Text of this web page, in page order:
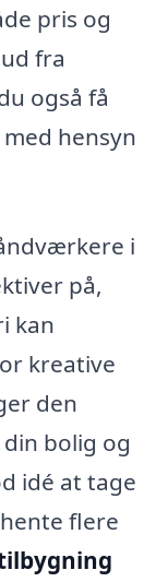
pris og
fra
også få
hensyn
i
på,
kan
kreative
den
bolig og
idé at tage
flere